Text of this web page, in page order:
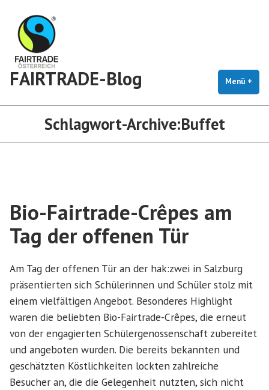
Inhalt
springen
FAIRTRADE-Blog Menü +
Schlagwort-Archive:Buffet
Bio-Fairtrade-Crêpes am
Tag der offenen Tür
Am Tag der offenen Tür an der hak:zwei in Salzburg
präsentierten sich Schülerinnen und Schüler stolz mit
einem vielfältigen Angebot. Besonderes Highlight
waren die beliebten Bio-Fairtrade-Crêpes, die erneut
von der engagierten Schülergenossenschaft zubereitet
und angeboten wurden. Die bereits bekannten und
geschätzten Köstlichkeiten lockten zahlreiche
Besucher an, die die Gelegenheit nutzten, sich nicht